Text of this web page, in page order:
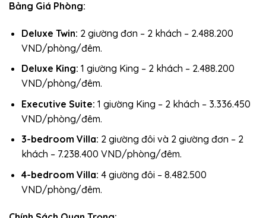
Bảng Giá Phòng:
Deluxe Twin: 2 giường đơn – 2 khách – 2.488.200
VND/phòng/đêm.
Deluxe King: 1 giường King – 2 khách – 2.488.200
VND/phòng/đêm.
Executive Suite: 1 giường King – 2 khách – 3.336.450
VND/phòng/đêm.
3-bedroom Villa: 2 giường đôi và 2 giường đơn – 2
khách – 7.238.400 VND/phòng/đêm.
4-bedroom Villa: 4 giường đôi – 8.482.500
VND/phòng/đêm.